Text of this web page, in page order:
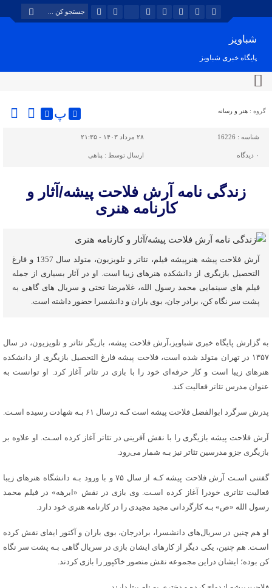
شباویز
پایگاه خبری شباویز
گروه : هنر و رسانه پ
شناسه : 16226 ۲۸ مرداد ۱۴۰۳ - ۲۱:۳۵
۰ دیدگاه ارسال توسط : پناهی
زندگی نامه آرش فلاحت پیشه/آثار و
کارنامه هنری
آرش فلاحت پیشه هنرپیشه فیلم، تئاتر و تلویزیون، متولد سال 1357 و فارغ
التحصیل بازیگری از دانشکده هنرهای زیبا است. او در آثار بسیاری از جمله
فیلم های سینمایی محمد رسول الله، غلامرضا تختی و سریال های گاهی به
پشت سر نگاه کن، برادر جان، بوی باران و دانشسرا حضور داشته است.
به گزارش پایگاه خبری شباویز،آرش فلاحت پیشه، بازیگر تئاتر و تلویزیون، در سال
۱۳۵۷ در تهران متولد شده است، فلاحت پیشه فارغ التحصیل بازیگری از دانشکده
هنرهای زیبا است و کار حرفه‌ای خود را با بازی در تئاتر آغاز کرد. او توانست به
عنوان مدرس تئاتر فعالیت کند.
پدرش سرگرد ابوالفضل فلاحت پیشه است کـه درسال ۶۱ بـه شهادت رسیده اسـت.
آرش فلاحت پیشه بازیگری را با نقش آفرینی در تئاتر آغاز کرده اسـت. او علاوه بر
بازیگری جزو مدرسین تئاتر نیز بـه شمار می‌رود.
گفتنی اسـت آرش فلاحت پیشه کـه از سال ۷۵ و با ورود بـه دانشگاه هنرهای زیبا
فعالیت تئاتری خودرا آغاز کرده اسـت. وی بازی در نقش «ابرهه» در فیلم محمد
رسول الله «ص» بـه کارگردانی مجید مجیدی را در کارنامه هنری خود دارد.
او هم چنین در سریال‌های دانشسرا، برادرجان، بوی باران و آکتور ایفای نقش کرده
اسـت. هم چنین، یکی دیگر از کارهای ایشان بازی در سریال گاهی بـه پشت سر نگاه
کن بوده؛ ایشان دراین مجموعه نقش منصور خاکپور را بازی کردند.